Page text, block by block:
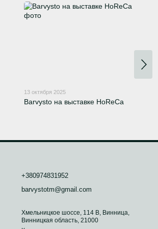
13 октября 2025
Barvysto на выставке HoReCa
+380974831952
barvystotm@gmail.com
Хмельницкое шоссе, 114 В, Винница,
Винницкая область, 21000